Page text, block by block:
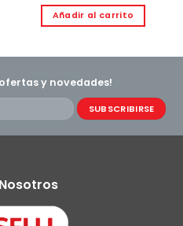
Añadir al carrito
y novedades!